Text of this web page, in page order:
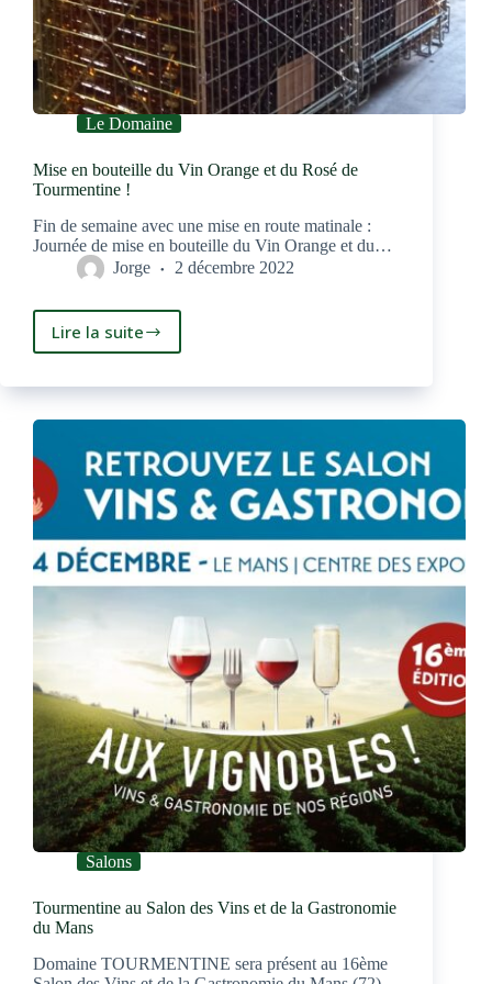
Le Domaine
Mise en bouteille du Vin Orange et du Rosé de
Tourmentine !
Fin de semaine avec une mise en route matinale :
Journée de mise en bouteille du Vin Orange et du…
Jorge
2 décembre 2022
Lire la suite
Mise
bouteille
Orange
et
du
Rosé
de
Tourmentine
!
Salons
Tourmentine au Salon des Vins et de la Gastronomie
du Mans
Domaine TOURMENTINE sera présent au 16ème